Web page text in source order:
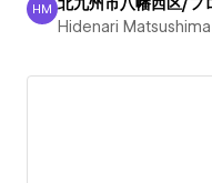
Hidenari Matsushima
HM
Hidenari Matsushima